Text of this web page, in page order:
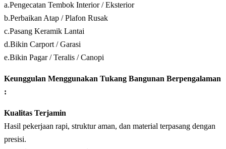
a.Pengecatan Tembok Interior / Eksterior
b.Perbaikan Atap / Plafon Rusak
c.Pasang Keramik Lantai
d.Bikin Carport / Garasi
e.Bikin Pagar / Teralis / Canopi
Keunggulan Menggunakan Tukang Bangunan Berpengalaman
:
Kualitas Terjamin
Hasil pekerjaan rapi, struktur aman, dan material terpasang dengan
presisi.